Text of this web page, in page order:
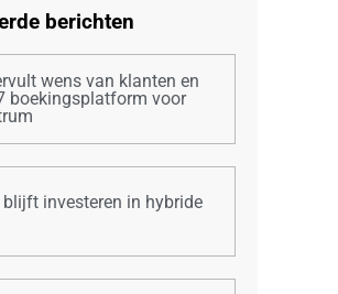
berichten
wens van klanten en
boekingsplatform voor
investeren in hybride